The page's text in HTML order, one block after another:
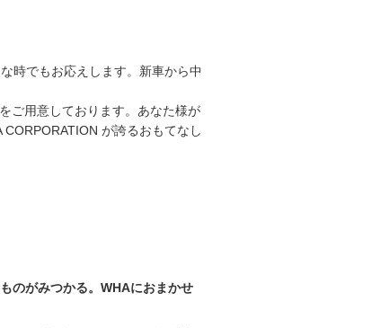
時でもお応えします。新車から中
ご用意しております。あなた様が
が誇るおもてなし
のがみつかる。WHAにおまかせ